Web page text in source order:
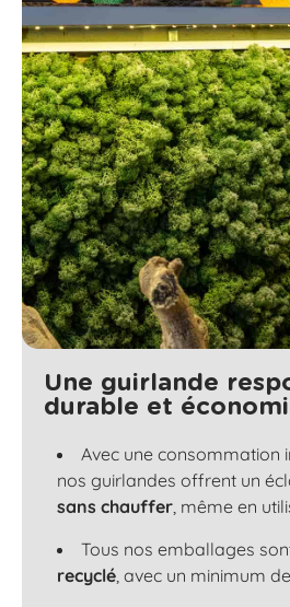
Une guirlande
durable et
Avec une consommation
nos guirlandes offrent un
sans chauffer, même en
Tous nos emballages
recyclé, avec un minimum